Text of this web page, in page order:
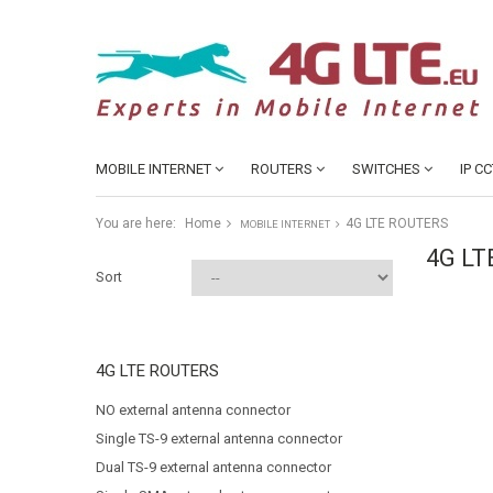
MOBILE INTERNET ROUTERS SWITCHES IP
You are here: Home MOBILE INTERNET 4G LTE ROUTERS
Sort
4G LTE ROUTERS
NO external antenna connector
Single TS-9 external antenna connector
Dual TS-9 external antenna connector
4G